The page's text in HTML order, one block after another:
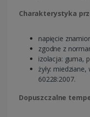
Charakterystyka
napięcie
zgodne z
izolacja: guma,
żyły:
60228:2007.
Dopuszczalne